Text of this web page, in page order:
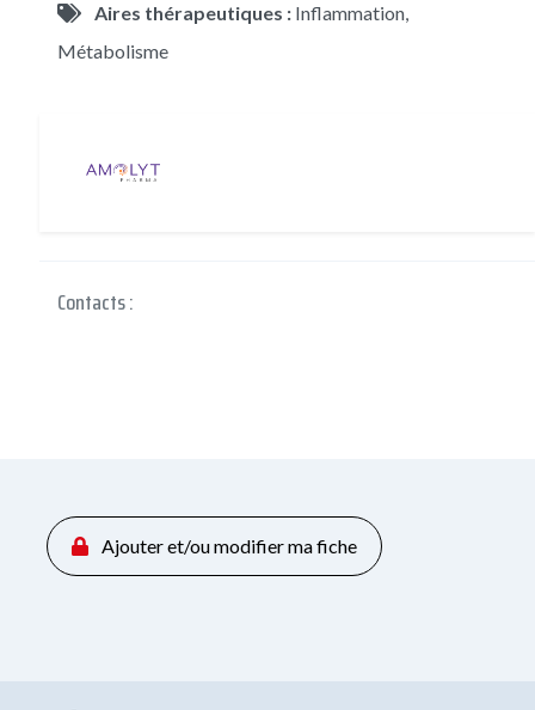
Ajouter et/ou modifier ma fiche
Aires thérapeutiques : Inflammation,
Métabolisme
Contacts :